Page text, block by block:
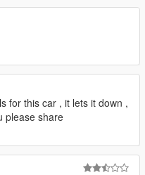
for this car , it lets it down ,
please share